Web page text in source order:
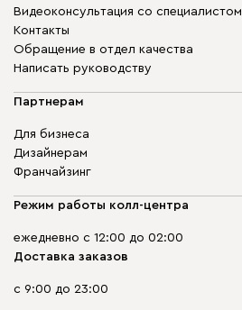
Видеоконсультация со специалистом
Контакты
Обращение в отдел качества
Написать руководству
Партнерам
Для бизнеса
Дизайнерам
Франчайзинг
Режим работы колл-центра
ежедневно с 12:00 до 02:00
Доставка заказов
с 9:00 до 23:00